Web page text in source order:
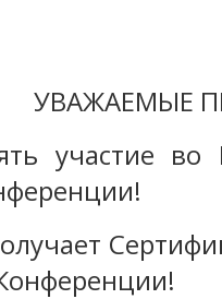
УВАЖАЕМЫЕ
участие во